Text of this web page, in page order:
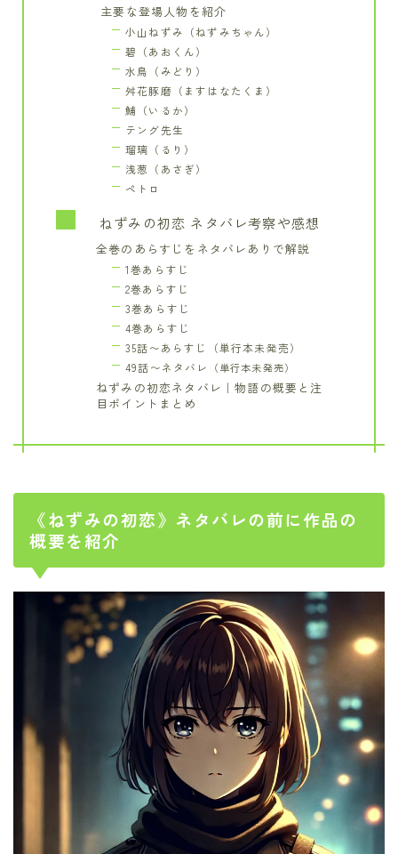
主要な登場人物を紹介
小山ねずみ（ねずみちゃん）
碧（あおくん）
水鳥（みどり）
舛花豚磨（ますはなたくま）
鯆（いるか）
テング先生
瑠璃（るり）
浅葱（あさぎ）
ペトロ
ねずみの初恋 ネタバレ考察や感想
全巻のあらすじをネタバレありで解説
1巻あらすじ
2巻あらすじ
3巻あらすじ
4巻あらすじ
35話〜あらすじ（単行本未発売）
49話〜ネタバレ
（単行本未発売）
ねずみの初恋ネタバレ｜物語の概要と注
目ポイントまとめ
《ねずみの初恋》ネタバレの前に作品の
概要を紹介